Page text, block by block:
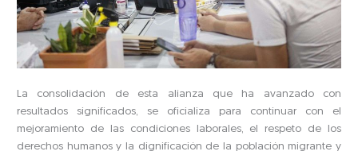
La consolidación de esta alianza que ha avanzado con
resultados significados, se oficializa para continuar con el
mejoramiento de las condiciones laborales, el respeto de los
derechos humanos y la dignificación de la población migrante y